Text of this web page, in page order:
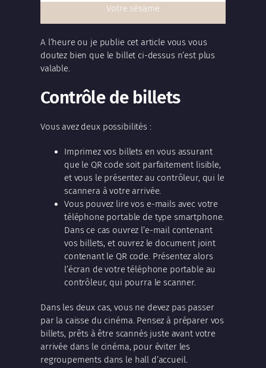
Votre sésame
A l’heure ou je publie cet article vous vous
doutez bien que le billet ci-dessus n’est plus
valable.
Contrôle de billets
Vous avez deux possibilités :
Imprimez vos billets en vous assurant
que le QR code soit parfaitement lisible,
et vous le présentez au contrôleur, qui le
scannera à votre arrivée.
Vous pouvez lire vos e-mails avec votre
téléphone portable de type smartphone.
Dans ce cas ouvrez l’e-mail contenant
vos billets, et ouvrez le document joint
contenant le QR code. Présentez alors
l’écran de votre téléphone portable au
contrôleur, qui pourra le scanner.
Dans les deux cas, vous ne devez pas passer
par la caisse du cinéma. Pensez à préparer vos
billets, prêts à être scannés juste avant votre
arrivée dans le cinéma, pour éviter les
regroupements dans le hall d’accueil.